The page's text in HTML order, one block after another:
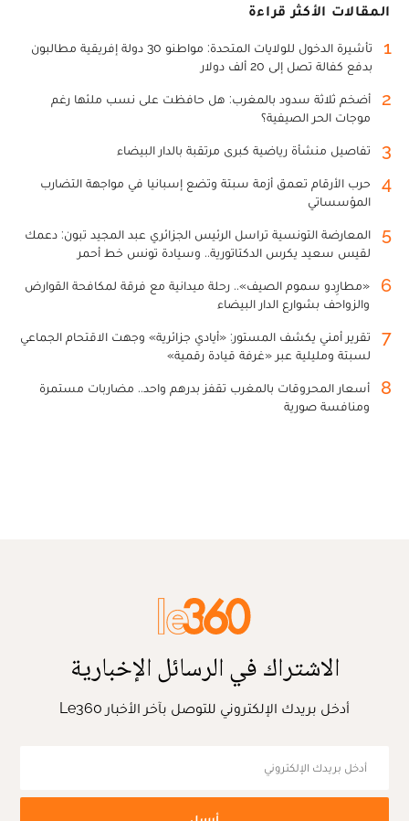
المقالات الأكثر قراءة
1
تأشيرة الدخول للولايات المتحدة: مواطنو 30 دولة إفريقية مطالبون
بدفع كفالة تصل إلى 20 ألف دولار
2
أضخم ثلاثة سدود بالمغرب: هل حافظت على نسب ملئها رغم
موجات الحر الصيفية؟
3 تفاصيل منشأة رياضية كبرى مرتقبة بالدار البيضاء
4
حرب الأرقام تعمق أزمة سبتة وتضع إسبانيا في مواجهة التضارب
المؤسساتي
5
المعارضة التونسية تراسل الرئيس الجزائري عبد المجيد تبون: دعمك
لقيس سعيد يكرس الدكتاتورية.. وسيادة تونس خط أحمر
6
«مطارِدو سموم الصيف».. رحلة ميدانية مع فرقة لمكافحة القوارض
والزواحف بشوارع الدار البيضاء
7
تقرير أمني يكشف المستور: «أيادي جزائرية» وجهت الاقتحام الجماعي
لسبتة ومليلية عبر «غرفة قيادة رقمية»
8
أسعار المحروقات بالمغرب تقفز بدرهم واحد.. مضاربات مستمرة
ومنافسة صورية
الاشتراك في الرسائل الإخبارية
أدخل بريدك الإلكتروني للتوصل بآخر الأخبار Le360